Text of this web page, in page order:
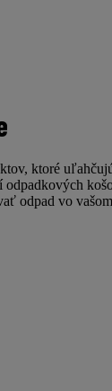
ktoré
odpad vo